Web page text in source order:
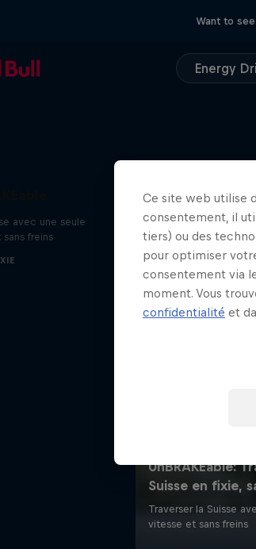
Want to
Energy
avec une seule
freins
Ce site web utilise
consentement, il
tiers) ou des
pour optimiser
consentement via
moment. Vous
confidentialité et